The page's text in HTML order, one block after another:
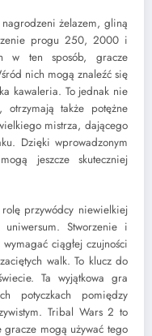
żelazem, gliną
progu 250, 2000 i
w ten sposób, gracze
nich mogą znaleźć się
kawaleria. To jednak nie
także potężne
mistrza, dającego
Dzięki wprowadzonym
jeszcze skuteczniej
przywódcy niewielkiej
uniwersum. Stworzenie i
ciągłej czujności
walk. To klucz do
Ta wyjątkowa gra
potyczkach pomiędzy
Tribal Wars 2 to
mogą używać tego